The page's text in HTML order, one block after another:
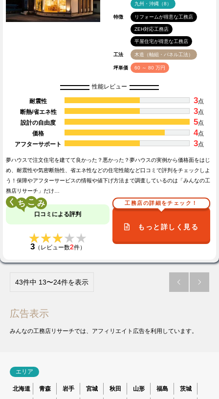
九州・沖縄（8）
特徴 リフォームが得意な工務店
ZEH対応工務店
平屋住宅が得意な工務店
工法 木造（軸組・パネル工法）
坪単価 60 ～ 80 万円
性能レビュー
耐震性 3点
断熱/省エネ性
3点
設計の自由度
5点
価格
4点
アフターサポート
3点
夢ハウスで注文住宅を建てて良かった？悪かった？夢ハウスの実例から価格面をはじ
め、耐震性や気密断熱性、省エネ性などの住宅性能など口コミで評判をチェックしよ
う！保障やアフターサービスの情報や値下げ方法まで調査しているのは「みんなの工
務店リサーチ」だけ…
く こ
口コミによる評判
★★★★★
★★★★★
3（レビュー数2件）
工務店の詳細をチェック！
もっと詳しく見る
43件中 13〜24件を表示  
広告表示
みんなの工務店リサーチでは、アフィリエイト広告を利用しています。
エリア
北海道 青森 岩手 宮城 秋田 山形 福島 茨城